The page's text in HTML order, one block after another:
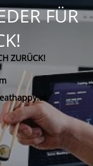
FÜR
ZURÜCK!